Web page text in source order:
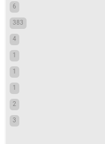
6
383
4
1
1
1
2
3